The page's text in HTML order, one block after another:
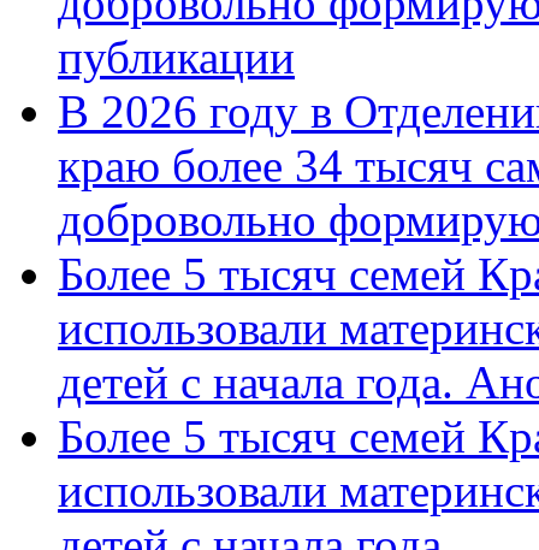
публикации
В 2026 году в
краю более 34 тысяч
добровольно
Более 5 тысяч семей
использовали
детей с начала года.
Более 5 тысяч семей
использовали